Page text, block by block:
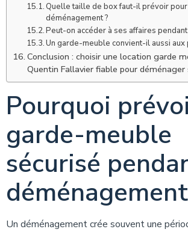
Quelle taille de box faut-il prévoir pour
déménagement ?
Peut-on accéder à ses affaires
Un garde-meuble convient-il aussi aux
Conclusion : choisir une location garde
Quentin Fallavier fiable pour
Pourquoi
garde-meuble
sécurisé
Un déménagement crée souvent une